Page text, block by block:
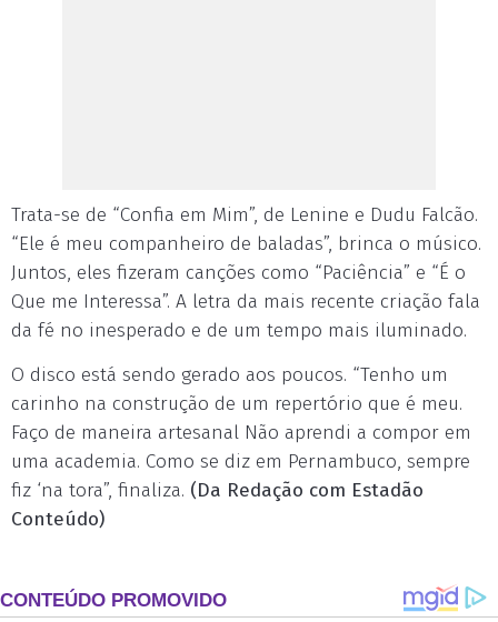
Trata-se de “Confia em Mim”, de Lenine e Dudu Falcão.
“Ele é meu companheiro de baladas”, brinca o músico.
Juntos, eles fizeram canções como “Paciência” e “É o
Que me Interessa”. A letra da mais recente criação fala
da fé no inesperado e de um tempo mais iluminado.
O disco está sendo gerado aos poucos. “Tenho um
carinho na construção de um repertório que é meu.
Faço de maneira artesanal Não aprendi a compor em
uma academia. Como se diz em Pernambuco, sempre
fiz ‘na tora”, finaliza. (Da Redação com Estadão
Conteúdo)